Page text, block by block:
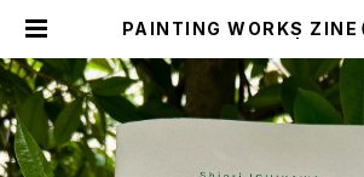
PAINTING WORKS ZINE